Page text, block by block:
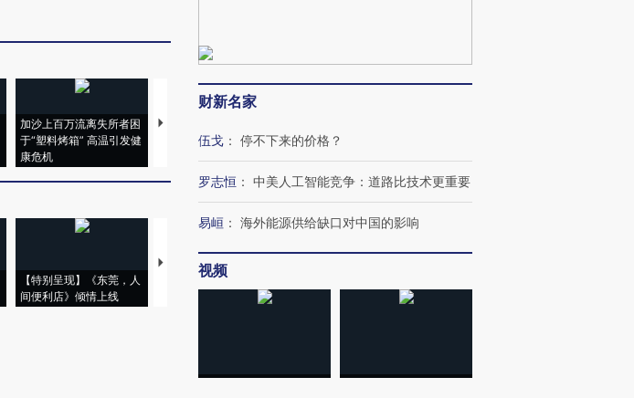
加沙上百万流离失所者困
于“塑料烤箱” 高温引发健
康危机
马航飞行员跨国走私7万
粒摇头丸 尿检体内含3种
泽连斯基密集出访美英 索
【特别呈现】《东莞，人
间便利店》倾情上线
【推广】走进第四届链博
会，让数智科技“链”接产
有意思的生活方式·第三对
财新名家
伍戈 ： 停不下来的价格？
罗志恒 ： 中美人工智能竞争：道路比技术更重要
易峘 ： 海外能源供给缺口对中国的影响
视频